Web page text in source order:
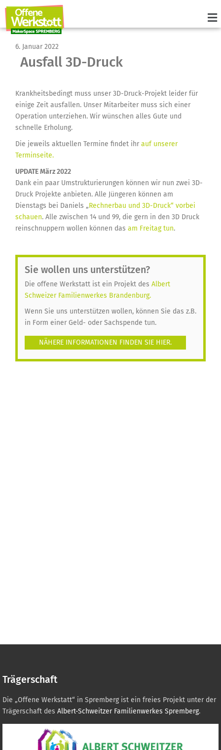
6. Januar 2022
Ausfall 3D-Druck
Krankheitsbedingt muss unser 3D-Druck-Projekt leider für
einige Zeit ausfallen. Unser Mitarbeiter muss sich einer
Operation unterziehen. Wir wünschen alles Gute und
schnelle Erholung.
Die jeweils aktuellen Termine findet ihr auf unserer
Terminseite.
UPDATE März 2022
Dank ein paar Umstrukturierungen können wir nun zwei 3D-
Druck Projekte anbieten. Alle Jüngeren können am
Dienstags bei Daniels „Rechnerbau und 3D-Druck“ vorbei
schauen. Alle zwischen 14 und 99, die gern in den 3D Druck
reinschnuppern wollen können das am Freitag tun.
Sie wollen uns unterstützen?
Die offene Werkstatt ist ein Projekt des Albert
Schweizer Familienwerkes Brandenburg.
Wenn Sie uns unterstützen wollen, können Sie das z.B.
in Form einer Geld- oder Sachspende tun.
NÄHERE INFORMATIONEN FINDEN SIE HIER.
Trägerschaft
Die „Offene Werkstatt“ in Spremberg ist ein freies Projekt unter der
Trägerschaft des Albert-Schweitzer Familienwerkes Spremberg.